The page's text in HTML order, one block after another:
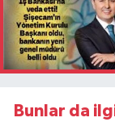
Bunlar da